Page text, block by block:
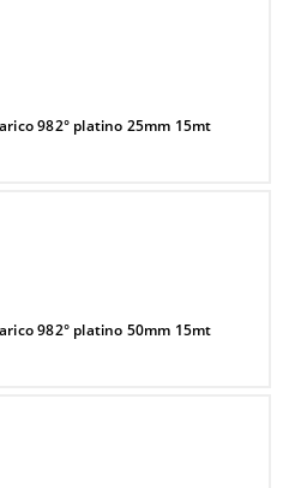
982° platino 25mm 15mt
982° platino 50mm 15mt